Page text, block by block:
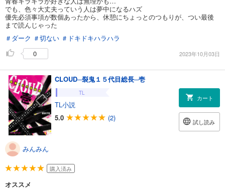
でも、色々大丈夫っていう人は夢中になるハズ
優先必須事項が数個あったから、休憩にちょっとのつもりが、つい最後
まで読んじゃった
＃ダーク ＃切ない ＃ドキドキハラハラ
0
2023年10月03日
CLOUD─裂鬼１５代目総長─壱
TL
TL小説
5.0
(2)
カート
試し読み
みんみん
購入済み
オススメ